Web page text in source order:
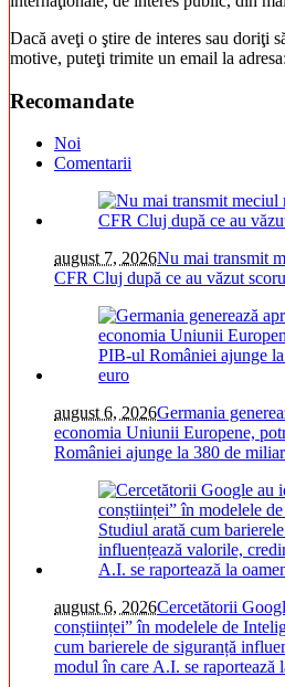
Dacă aveţi o ştire de interes sau doriţi
motive, puteţi trimite un email la
Recomandate
Noi
Comentarii
august 7, 2026Nu mai transmit
CFR Cluj după ce au văzut
august 6, 2026Germania
economia Uniunii Europene,
României ajunge la 380 de
august 6, 2026Cercetătorii
conștiinței” în modelele de
cum barierele de siguranță
modul în care A.I. se raportează